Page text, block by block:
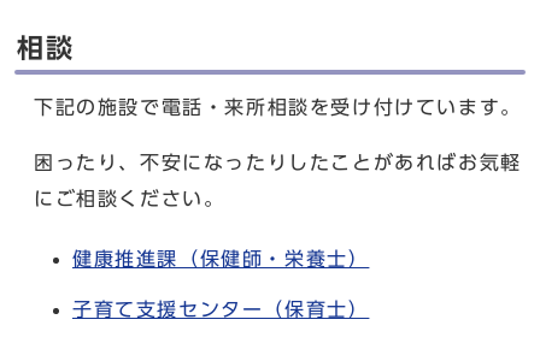
相談
下記の施設で電話・来所相談を受け付けています。
困ったり、不安になったりしたことがあればお気軽
にご相談ください。
健康推進課（保健師・栄養士）
子育て支援センター（保育士）